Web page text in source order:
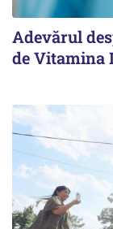
Adevărul
de Vitamina